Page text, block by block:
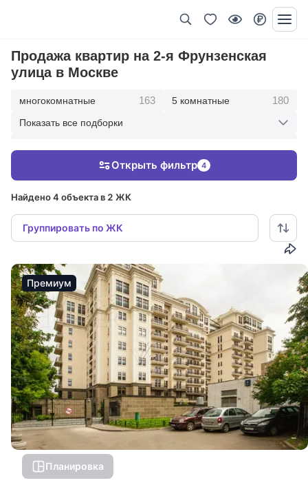
Продажа квартир на 2-я Фрунзенская
улица в Москве
многокомнатные 163 5 комнатные 180
212 1 комнатные
Показать все подборки
Найдено 4 объекта в 2 ЖК
Группировать по ЖК
Открыть фильтр 4
Премиум
Планировка